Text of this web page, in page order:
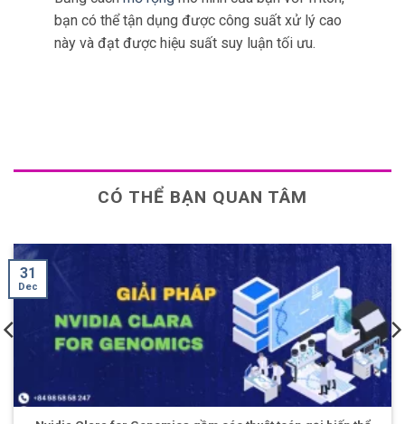
bạn có thể tận dụng được công suất xử lý cao
này và đạt được hiệu suất suy luận tối ưu.
CÓ THỂ BẠN QUAN TÂM
Dec